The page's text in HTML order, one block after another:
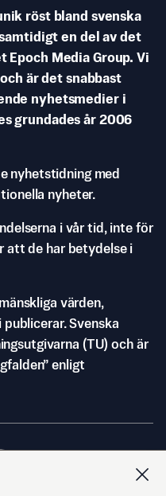
röst bland svenska
en del av det
Media Group. Vi
är det snabbast
nyhetsmedier i
grundades år 2006
nyhetstidning med
nyheter.
i vår tid, inte för
att de har betydelse i
värden,
Svenska
(TU) och är
enligt